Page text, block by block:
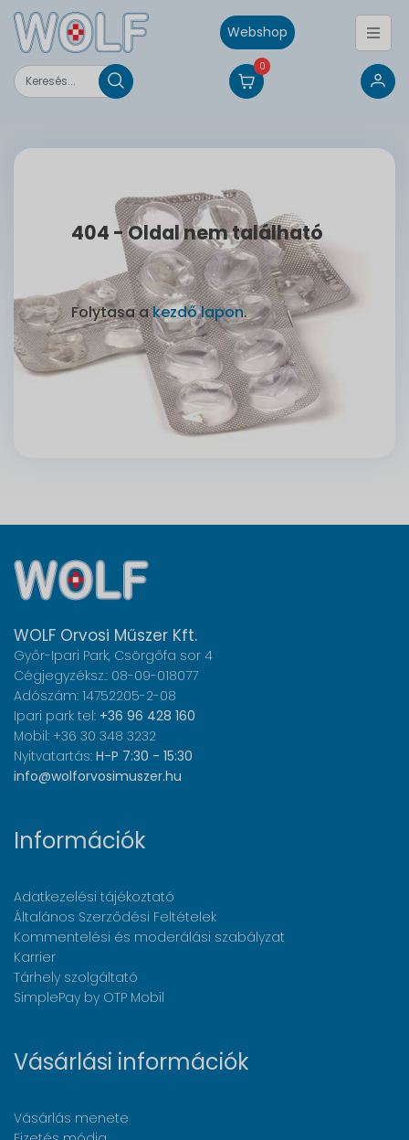
Webshop
0
404 - Oldal nem található
Folytasa akezdő lapon.
WOLF Orvosi Műszer Kft.
Győr-Ipari Park, Csörgőfa sor 4
Cégjegyzéksz.: 08-09-018077
Adószám: 14752205-2-08
Ipari park tel: +36 96 428 160
Mobil: +36 30 348 3232
Nyitvatartás: H-P 7:30 - 15:30
info@wolforvosimuszer.hu
Információk
Adatkezelési tájékoztató
Általános Szerződési Feltételek
Kommentelési és moderálási szabályzat
Karrier
Tárhely szolgáltató
SimplePay by OTP Mobil
Vásárlási információk
Vásárlás menete